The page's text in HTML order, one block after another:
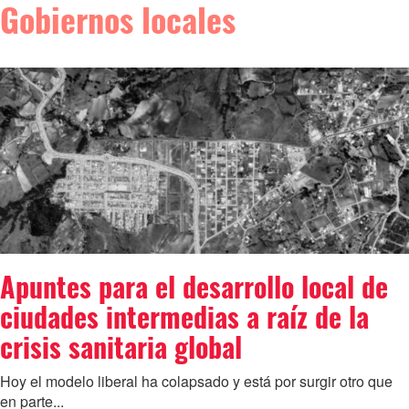
Gobiernos locales
Apuntes para el desarrollo local de
ciudades intermedias a raíz de la
crisis sanitaria global
Hoy el modelo liberal ha colapsado y está por surgir otro que
en parte...